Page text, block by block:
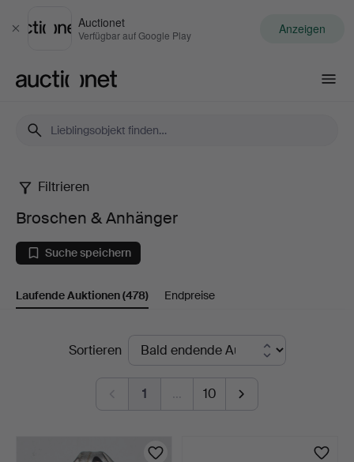
Schließen
Auctionet
Verfügbar auf Google Play Anzeigen
Broschen
Anhänger
Filtrieren
Broschen & Anhänger
Suche speichern
Laufende Auktionen(478) Endpreise
LaufendeSortieren
1 … 10